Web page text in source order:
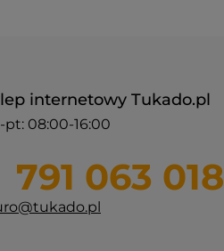
internetowy Tukado.pl
pt: 08:00-16:00
791 063 018